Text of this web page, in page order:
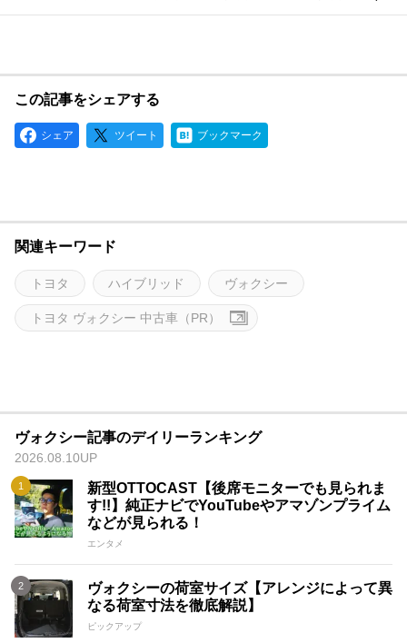
この記事をシェアする
シェア ツイート ブックマーク
関連キーワード
トヨタ ハイブリッド ヴォクシー
トヨタ ヴォクシー 中古車（PR）
ヴォクシー記事のデイリーランキング
2026.08.10UP
新型OTTOCAST【後席モニターでも見られま
す!!】純正ナビでYouTubeやアマゾンプライム
などが見られる！
エンタメ
ヴォクシーの荷室サイズ【アレンジによって異
なる荷室寸法を徹底解説】
ピックアップ